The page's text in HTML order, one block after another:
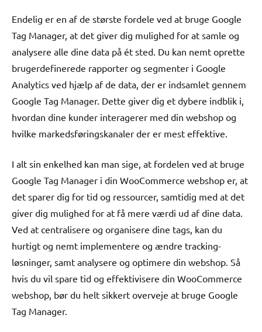
Endelig er en af de største fordele ved at bruge Google
Tag Manager, at det giver dig mulighed for at samle og
analysere alle dine data på ét sted. Du kan nemt oprette
brugerdefinerede rapporter og segmenter i Google
Analytics ved hjælp af de data, der er indsamlet gennem
Google Tag Manager. Dette giver dig et dybere indblik i,
hvordan dine kunder interagerer med din webshop og
hvilke markedsføringskanaler der er mest effektive.
I alt sin enkelhed kan man sige, at fordelen ved at bruge
Google Tag Manager i din WooCommerce webshop er, at
det sparer dig for tid og ressourcer, samtidig med at det
giver dig mulighed for at få mere værdi ud af dine data.
Ved at centralisere og organisere dine tags, kan du
hurtigt og nemt implementere og ændre tracking-
løsninger, samt analysere og optimere din webshop. Så
hvis du vil spare tid og effektivisere din WooCommerce
webshop, bør du helt sikkert overveje at bruge Google
Tag Manager.